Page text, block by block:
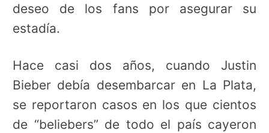
deseo de los fans por asegurar su
estadía.
Hace casi dos años, cuando Justin
Bieber debía desembarcar en La Plata,
se reportaron casos en los que cientos
de “beliebers” de todo el país cayeron